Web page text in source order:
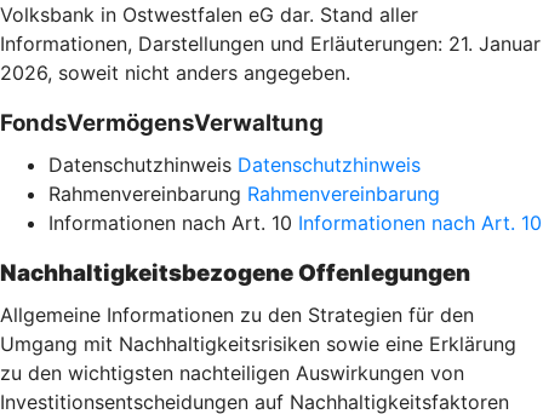
Volksbank in Ostwestfalen eG dar. Stand aller
Informationen, Darstellungen und Erläuterungen: 21. Januar
2026, soweit nicht anders angegeben.
FondsVermögensVerwaltung
Datenschutzhinweis Datenschutzhinweis
Rahmenvereinbarung Rahmenvereinbarung
Informationen nach Art. 10 Informationen nach Art. 10
Nachhaltigkeitsbezogene Offenlegungen
Allgemeine Informationen zu den Strategien für den
Umgang mit Nachhaltigkeitsrisiken sowie eine Erklärung
zu den wichtigsten nachteiligen Auswirkungen von
Investitionsentscheidungen auf Nachhaltigkeitsfaktoren